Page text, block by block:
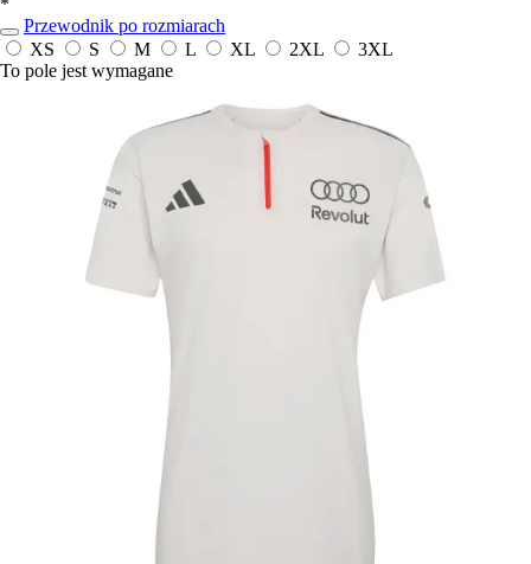
*
Przewodnik po rozmiarach
XS
S M L XL 2XL
3XL
To pole jest wymagane